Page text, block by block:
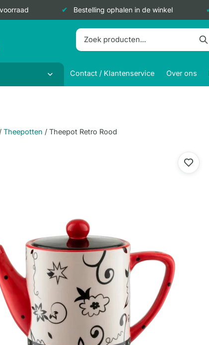
Bestelling ophalen in de winkel
Contact / Klantenservice Over ons
/ Theepotten / Theepot Retro Rood